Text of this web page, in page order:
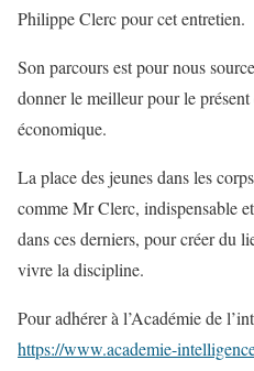
Philippe Clerc pour cet entretien.
Son parcours est pour nous
donner le meilleur pour le
économique.
La place des jeunes dans les
comme Mr Clerc, indispensable
dans ces derniers, pour créer du
vivre la discipline.
Pour adhérer à l’Académie de
https://www.academie-